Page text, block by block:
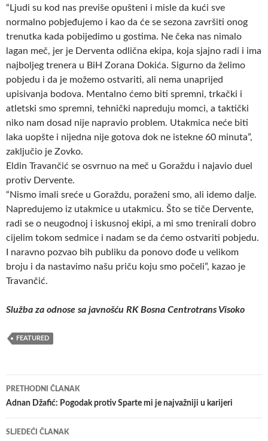
“Ljudi su kod nas previše opušteni i misle da kući sve
normalno pobjeđujemo i kao da će se sezona završiti onog
trenutka kada pobijedimo u gostima. Ne čeka nas nimalo
lagan meč, jer je Derventa odlična ekipa, koja sjajno radi i ima
najboljeg trenera u BiH Zorana Dokića. Sigurno da želimo
pobjedu i da je možemo ostvariti, ali nema unaprijed
upisivanja bodova. Mentalno ćemo biti spremni, trkački i
atletski smo spremni, tehnički napreduju momci, a taktički
niko nam dosad nije napravio problem. Utakmica neće biti
laka uopšte i nijedna nije gotova dok ne istekne 60 minuta”,
zaključio je Zovko.
Eldin Travančić se osvrnuo na meč u Goraždu i najavio duel
protiv Dervente.
“Nismo imali sreće u Goraždu, poraženi smo, ali idemo dalje.
Napredujemo iz utakmice u utakmicu. Što se tiče Dervente,
radi se o neugodnoj i iskusnoj ekipi, a mi smo trenirali dobro
cijelim tokom sedmice i nadam se da ćemo ostvariti pobjedu.
I naravno pozvao bih publiku da ponovo dođe u velikom
broju i da nastavimo našu priču koju smo počeli”, kazao je
Travančić.
Služba za odnose sa javnošću RK Bosna Centrotrans Visoko
FEATURED
Navigacija
članaka
PRETHODNI ČLANAK
Adnan Džafić: Pogodak protiv Sparte mi je najvažniji u karijeri
SLJEDEĆI ČLANAK